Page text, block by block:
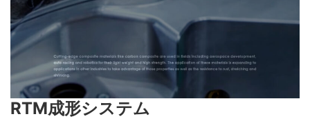
RTM成形システム